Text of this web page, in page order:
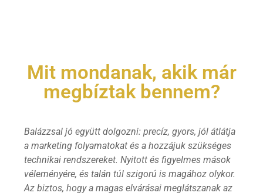
Mit mondanak, akik már
megbíztak bennem?
Balázzsal jó együtt dolgozni: precíz, gyors, jól átlátja
a marketing folyamatokat és a hozzájuk szükséges
technikai rendszereket. Nyitott és figyelmes mások
véleményére, és talán túl szigorú is magához olykor.
Az biztos, hogy a magas elvárásai meglátszanak az